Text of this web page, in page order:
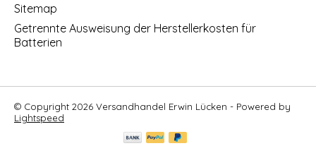
Sitemap
Getrennte Ausweisung der Herstellerkosten für
Batterien
© Copyright 2026 Versandhandel Erwin Lücken - Powered by
Lightspeed